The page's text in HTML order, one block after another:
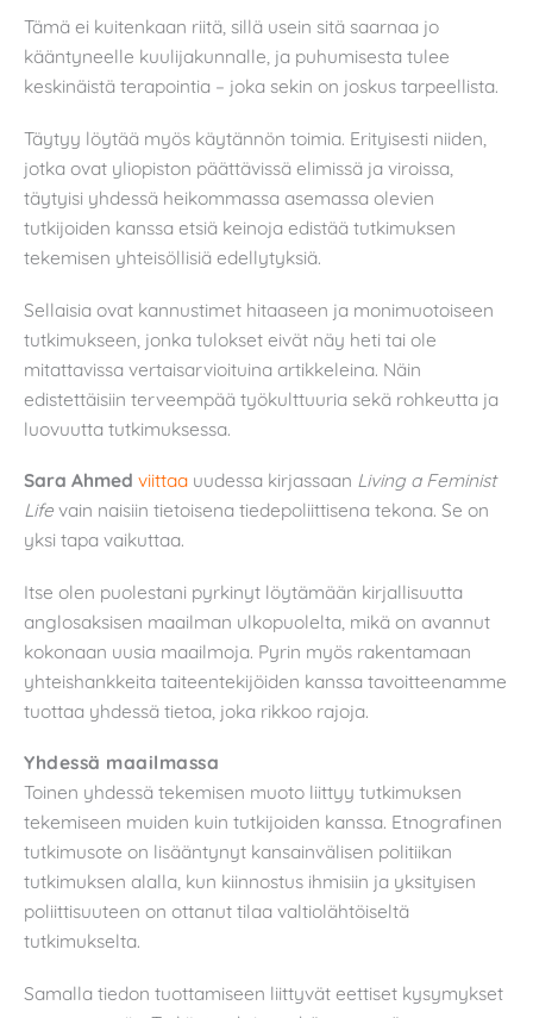
Tämä ei kuitenkaan riitä, sillä usein sitä saarnaa jo
kääntyneelle kuulijakunnalle, ja puhumisesta tulee
keskinäistä terapointia – joka sekin on joskus tarpeellista.
Täytyy löytää myös käytännön toimia. Erityisesti niiden,
jotka ovat yliopiston päättävissä elimissä ja viroissa,
täytyisi yhdessä heikommassa asemassa olevien
tutkijoiden kanssa etsiä keinoja edistää tutkimuksen
tekemisen yhteisöllisiä edellytyksiä.
Sellaisia ovat kannustimet hitaaseen ja monimuotoiseen
tutkimukseen, jonka tulokset eivät näy heti tai ole
mitattavissa vertaisarvioituina artikkeleina. Näin
edistettäisiin terveempää työkulttuuria sekä rohkeutta ja
luovuutta tutkimuksessa.
Sara Ahmed viittaa uudessa kirjassaan Living a Feminist
Life vain naisiin tietoisena tiedepoliittisena tekona. Se on
yksi tapa vaikuttaa.
Itse olen puolestani pyrkinyt löytämään kirjallisuutta
anglosaksisen maailman ulkopuolelta, mikä on avannut
kokonaan uusia maailmoja. Pyrin myös rakentamaan
yhteishankkeita taiteentekijöiden kanssa tavoitteenamme
tuottaa yhdessä tietoa, joka rikkoo rajoja.
Yhdessä maailmassa
Toinen yhdessä tekemisen muoto liittyy tutkimuksen
tekemiseen muiden kuin tutkijoiden kanssa. Etnografinen
tutkimusote on lisääntynyt kansainvälisen politiikan
tutkimuksen alalla, kun kiinnostus ihmisiin ja yksityisen
poliittisuuteen on ottanut tilaa valtiolähtöiseltä
tutkimukselta.
Samalla tiedon tuottamiseen liittyvät eettiset kysymykset